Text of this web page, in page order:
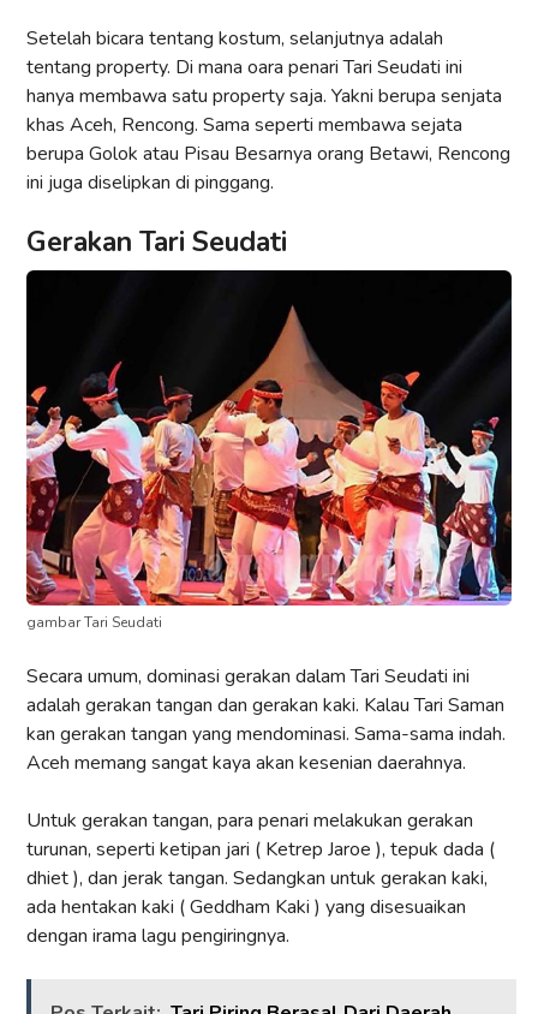
Setelah bicara tentang kostum, selanjutnya adalah
tentang property. Di mana oara penari Tari Seudati ini
hanya membawa satu property saja. Yakni berupa senjata
khas Aceh, Rencong. Sama seperti membawa sejata
berupa Golok atau Pisau Besarnya orang Betawi, Rencong
ini juga diselipkan di pinggang.
Gerakan Tari Seudati
gambar Tari Seudati
Secara umum, dominasi gerakan dalam Tari Seudati ini
adalah gerakan tangan dan gerakan kaki. Kalau Tari Saman
kan gerakan tangan yang mendominasi. Sama-sama indah.
Aceh memang sangat kaya akan kesenian daerahnya.
Untuk gerakan tangan, para penari melakukan gerakan
turunan, seperti ketipan jari ( Ketrep Jaroe ), tepuk dada (
dhiet ), dan jerak tangan. Sedangkan untuk gerakan kaki,
ada hentakan kaki ( Geddham Kaki ) yang disesuaikan
dengan irama lagu pengiringnya.